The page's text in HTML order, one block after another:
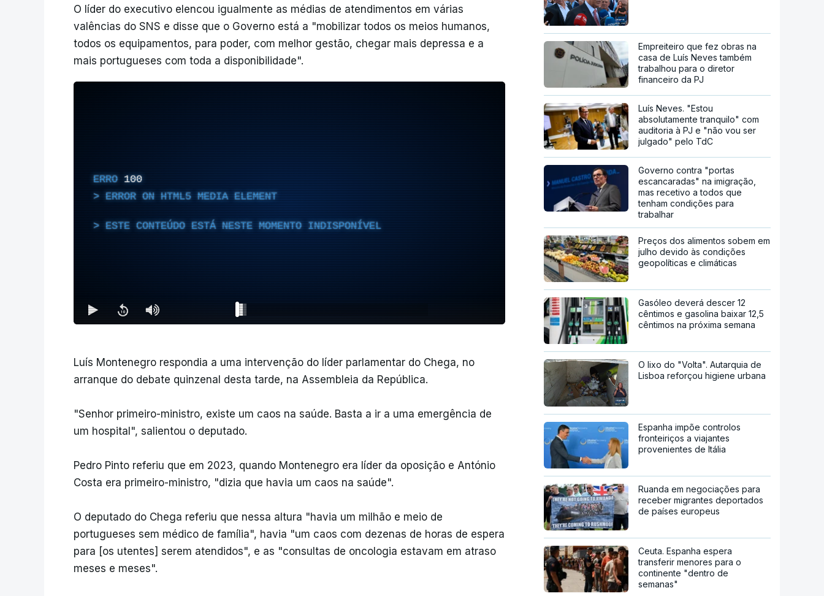
O líder do executivo elencou igualmente as médias de atendimentos em várias
valências do SNS e disse que o Governo está a "mobilizar todos os meios humanos,
todos os equipamentos, para poder, com melhor gestão, chegar mais depressa e a
mais portugueses com toda a disponibilidade".
ERRO 100
ERROR ON HTML5 MEDIA ELEMENT
ESTE CONTEÚDO ESTÁ NESTE MOMENTO INDISPONÍVEL
Luís Montenegro respondia a uma intervenção do líder parlamentar do Chega, no
arranque do debate quinzenal desta tarde, na Assembleia da República.
"Senhor primeiro-ministro, existe um caos na saúde. Basta a ir a uma emergência de
um hospital", salientou o deputado.
Pedro Pinto referiu que em 2023, quando Montenegro era líder da oposição e António
Costa era primeiro-ministro, "dizia que havia um caos na saúde".
O deputado do Chega referiu que nessa altura "havia um milhão e meio de
portugueses sem médico de família", havia "um caos com dezenas de horas de espera
para [os utentes] serem atendidos", e as "consultas de oncologia estavam em atraso
meses e meses".
Empreiteiro que fez obras na
casa de Luís Neves também
trabalhou para o diretor
financeiro da PJ
Luís Neves. "Estou
absolutamente tranquilo" com
auditoria à PJ e "não vou ser
julgado" pelo TdC
Governo contra "portas
escancaradas" na imigração,
mas recetivo a todos que
tenham condições para
trabalhar
Preços dos alimentos sobem em
julho devido às condições
geopolíticas e climáticas
Gasóleo deverá descer 12
cêntimos e gasolina baixar 12,5
cêntimos na próxima semana
O lixo do "Volta". Autarquia de
Lisboa reforçou higiene urbana
Espanha impõe controlos
fronteiriços a viajantes
provenientes de Itália
Ruanda em negociações para
receber migrantes deportados
de países europeus
Ceuta. Espanha espera
transferir menores para o
continente "dentro de
semanas"